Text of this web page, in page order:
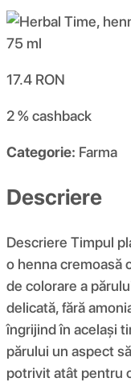
17.4 RON
2 %cashback
Categorie: Farma
Descriere
Descriere Timpul
o henna cremoasă
de colorare a
delicată, fără
îngrijind în același
părului un aspect
potrivit atât pentru